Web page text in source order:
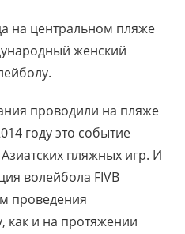
на центральном пляже
женский
проводили на пляже
году это событие
пляжных игр. И
волейбола FIVB
проведения
как и на протяжении